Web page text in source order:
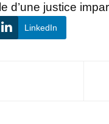
d’une justice
LinkedIn